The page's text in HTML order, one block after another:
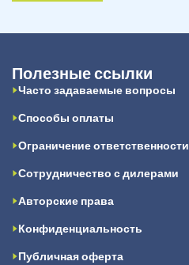
Полезные ссылки
Часто задаваемые вопросы
Способы оплаты
Ограничение ответственности
Сотрудничество с дилерами
Авторские права
Конфиденциальность
Публичная оферта